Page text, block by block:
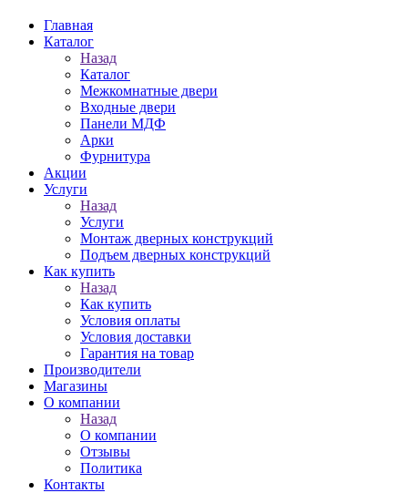
Главная
Каталог
Назад
Каталог
Межкомнатные двери
Входные двери
Панели МДФ
Арки
Фурнитура
Акции
Услуги
Назад
Услуги
Монтаж дверных конструкций
Подъем дверных конструкций
Как купить
Назад
Как купить
Условия оплаты
Условия доставки
Гарантия на товар
Производители
Магазины
О компании
Назад
О компании
Отзывы
Политика
Контакты